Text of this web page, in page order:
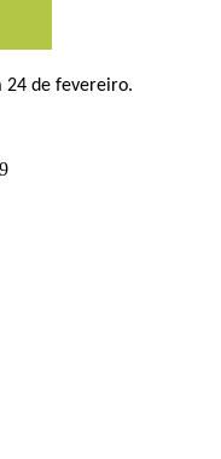
24 de fevereiro.